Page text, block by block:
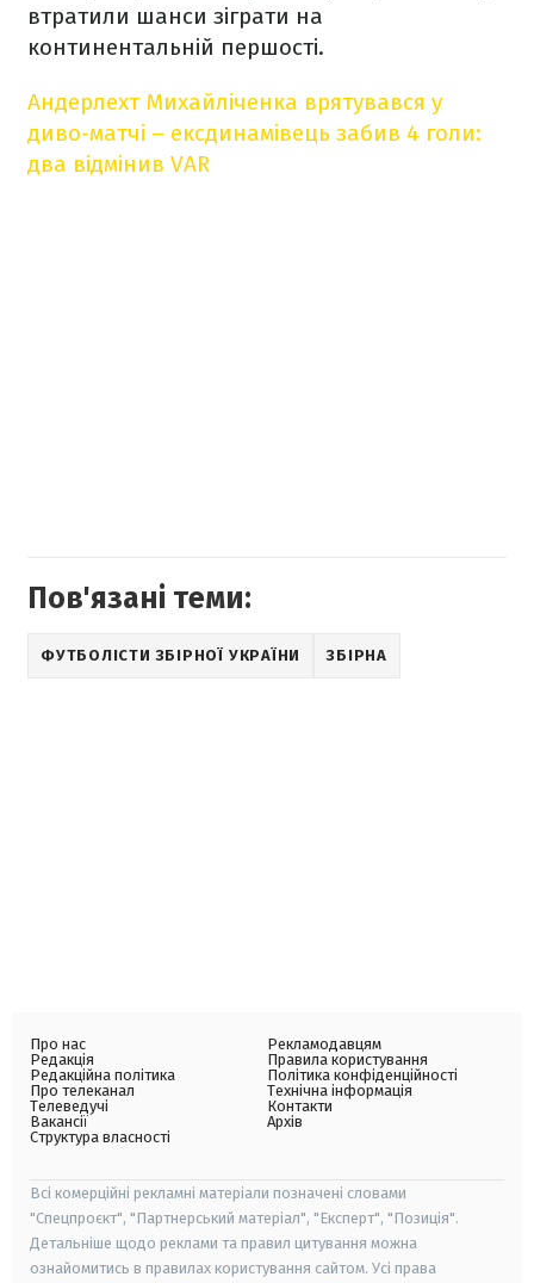
втратили шанси зіграти на
континентальній першості.
Андерлехт Михайліченка врятувався у
диво-матчі – ексдинамівець забив 4 голи:
два відмінив VAR
Пов'язані теми:
ФУТБОЛІСТИ ЗБІРНОЇ УКРАЇНИ ЗБІРНА
Про нас
Редакція
Редакційна політика
Про телеканал
Телеведучі
Вакансії
Структура власності
Рекламодавцям
Правила користування
Політика конфіденційності
Технічна інформація
Контакти
Архів
Всі комерційні рекламні матеріали позначені словами
"Спецпроєкт", "Партнерський матеріал", "Експерт", "Позиція".
Детальніше щодо реклами та правил цитування можна
ознайомитись в правилах користування сайтом. Усі права